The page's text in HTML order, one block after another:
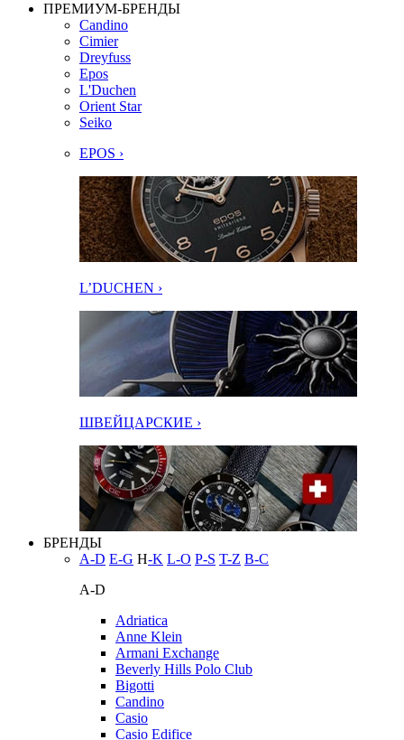
ПРЕМИУМ-БРЕНДЫ
Candino
Cimier
Dreyfuss
Epos
L'Duchen
Orient Star
Seiko
EPOS ›
L’DUCHEN ›
ШВЕЙЦАРСКИЕ ›
БРЕНДЫ
A-D E-G H-K L-O P-S T-Z В-С
A-D
Adriatica
Anne Klein
Armani Exchange
Beverly Hills Polo Club
Bigotti
Candino
Casio
Casio Edifice